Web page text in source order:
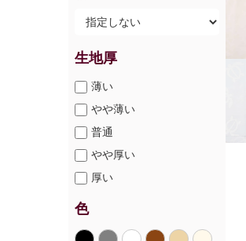
生地厚
薄い
やや薄い
普通
やや厚い
厚い
色